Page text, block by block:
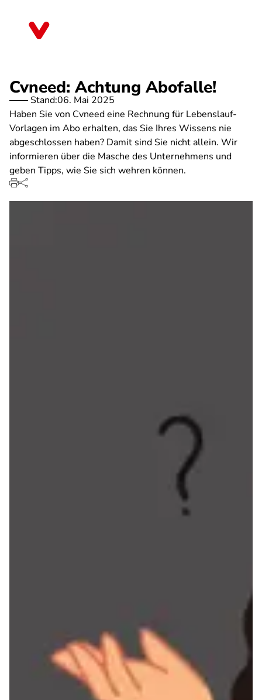
Cvneed: Achtung Abofalle!
Stand:06. Mai 2025
Haben Sie von Cvneed eine Rechnung für Lebenslauf-
Vorlagen im Abo erhalten, das Sie Ihres Wissens nie
abgeschlossen haben? Damit sind Sie nicht allein. Wir
informieren über die Masche des Unternehmens und
geben Tipps, wie Sie sich wehren können.